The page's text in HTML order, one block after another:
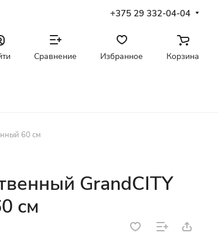
+375 29 332-04-04
Сравнение Избранное Корзина
60 см
GrandCITY
см